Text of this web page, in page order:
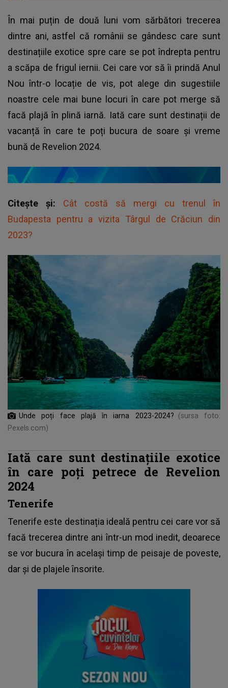
În mai puțin de două luni vom sărbători trecerea
dintre ani, astfel că românii se gândesc care sunt
destinațiile exotice spre care se pot îndrepta pentru
a scăpa de frigul iernii. Cei care vor să îi prindă Anul
Nou într-o locație de vis, pot alege din sugestiile
noastre cele mai bune locuri în care pot merge să
facă plajă în plină iarnă. Iată care sunt destinații de
vacanță în care te poți bucura de soare și vreme
bună de Revelion 2024.
Citește și: Cât costă să mergi cu trenul în
Budapesta pentru a vizita Târgul de Crăciun din
2023?
Unde poți face plajă în iarna 2023-2024?
(sursa foto:
Pexels.com)
Iată care sunt destinațiile exotice
în care poți petrece de Revelion
2024
Tenerife
Tenerife este destinația ideală pentru cei care vor să
facă trecerea dintre ani într-un mod inedit, deoarece
se vor bucura în același timp de peisaje de poveste,
dar și de plajele însorite.